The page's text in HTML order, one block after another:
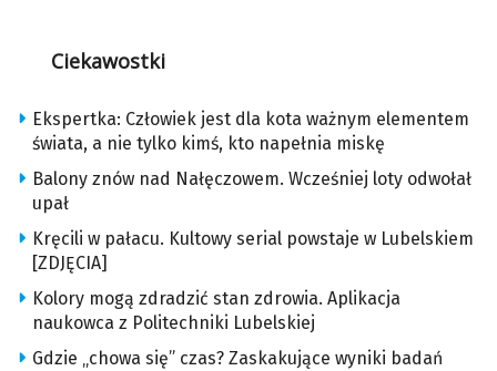
Ciekawostki
Ekspertka: Człowiek jest dla kota ważnym elementem
świata, a nie tylko kimś, kto napełnia miskę
Balony znów nad Nałęczowem. Wcześniej loty odwołał
upał
Kręcili w pałacu. Kultowy serial powstaje w Lubelskiem
[ZDJĘCIA]
Kolory mogą zdradzić stan zdrowia. Aplikacja
naukowca z Politechniki Lubelskiej
Gdzie „chowa się” czas? Zaskakujące wyniki badań